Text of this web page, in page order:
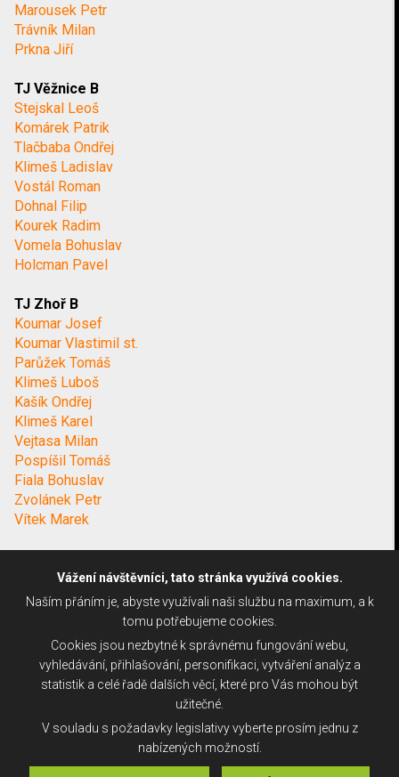
Marousek Petr
Trávník Milan
Prkna Jiří
TJ Věžnice B
Stejskal Leoš
Komárek Patrik
Tlačbaba Ondřej
Klimeš Ladislav
Vostál Roman
Dohnal Filip
Kourek Radim
Vomela Bohuslav
Holcman Pavel
TJ Zhoř B
Koumar Josef
Koumar Vlastimil st.
Parůžek Tomáš
Klimeš Luboš
Kašík Ondřej
Klimeš Karel
Vejtasa Milan
Pospíšil Tomáš
Fiala Bohuslav
Zvolánek Petr
Vítek Marek
Vážení návštěvníci, tato stránka využívá cookies.
Naším přáním je, abyste využívali naši službu na maximum, a k
tomu potřebujeme cookies.
Cookies jsou nezbytné k správnému fungování webu,
vyhledávání, přihlašování, personifikaci, vytváření analýz a
statistik a celé řadě dalších věcí, které pro Vás mohou být
užitečné.
V souladu s požadavky legislativy vyberte prosím jednu z
nabízených možností.